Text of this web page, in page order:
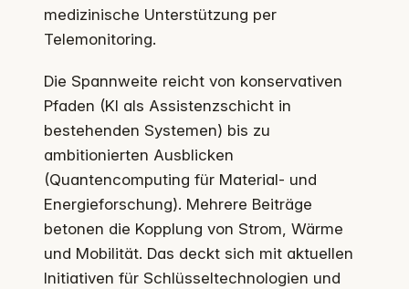
medizinische Unterstützung per
Telemonitoring.
Die Spannweite reicht von konservativen
Pfaden (KI als Assistenzschicht in
bestehenden Systemen) bis zu
ambitionierten Ausblicken
(Quantencomputing für Material- und
Energieforschung). Mehrere Beiträge
betonen die Kopplung von Strom, Wärme
und Mobilität. Das deckt sich mit aktuellen
Initiativen für Schlüsseltechnologien und